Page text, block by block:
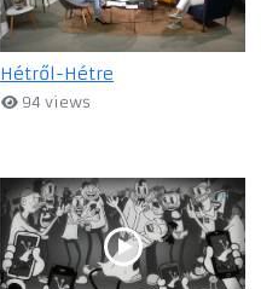
Hétről-Hétre
94 views